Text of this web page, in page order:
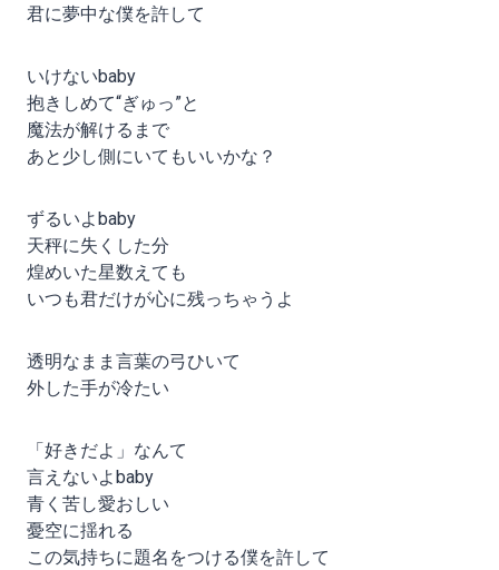
君に夢中な僕を許して
いけないbaby
抱きしめて“ぎゅっ”と
魔法が解けるまで
あと少し側にいてもいいかな？
ずるいよbaby
天秤に失くした分
煌めいた星数えても
いつも君だけが心に残っちゃうよ
透明なまま言葉の弓ひいて
外した手が冷たい
「好きだよ」なんて
言えないよbaby
青く苦し愛おしい
憂空に揺れる
この気持ちに題名をつける僕を許して